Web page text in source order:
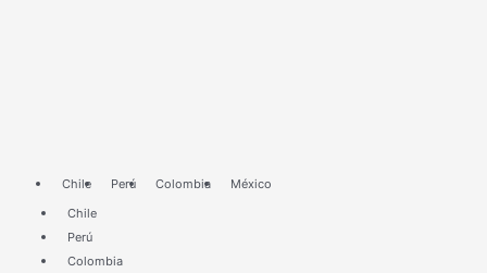
Chile Perú Colombia
México
Chile
Perú
Colombia